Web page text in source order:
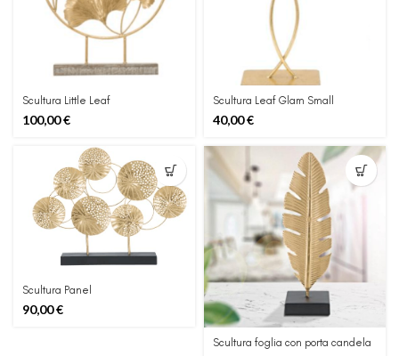
Scultura Little Leaf
100,00€
Scultura Leaf Glam Small
40,00€
Scultura Panel
90,00€
Scultura foglia con porta candela